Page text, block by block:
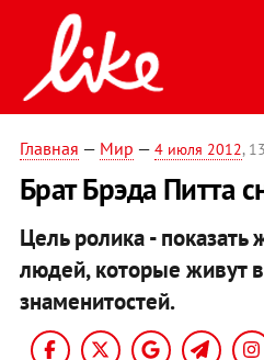
Главная — Мир — 4 июля 2012,
Брат Брэда Питта
Цель ролика -
людей, которые живут
знаменитостей.